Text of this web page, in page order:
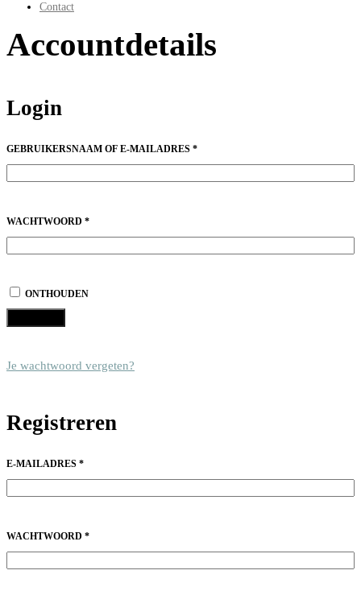
Contact
Accountdetails
Login
GEBRUIKERSNAAM OF E-MAILADRES *VEREIST
WACHTWOORD *VEREIST
ONTHOUDEN
Je wachtwoord vergeten?
Registreren
E-MAILADRES *VEREIST
WACHTWOORD *VEREIST